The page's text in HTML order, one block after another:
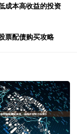
成本高收益的投资
票配债购买攻略